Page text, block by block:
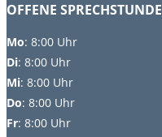
OFFENE SPRECHSTUNDE
Mo: 8:00 Uhr
Di: 8:00 Uhr
Mi: 8:00 Uhr
Do: 8:00 Uhr
Fr: 8:00 Uhr